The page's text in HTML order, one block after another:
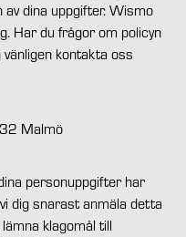
dina uppgifter. Wismo
Har du frågor om policyn
kontakta oss
Malmö
personuppgifter har
dig snarast anmäla detta
klagomål till